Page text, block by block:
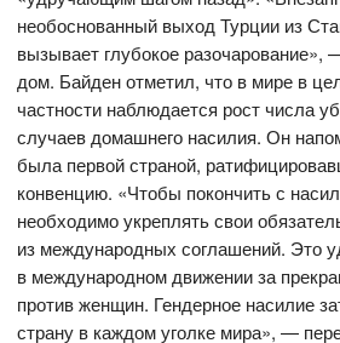
необоснованный выход Турции из
вызывает глубокое
дом. Байден отметил, что в мире в
частности наблюдается рост числа
случаев домашнего насилия. Он
была первой страной,
конвенцию. «Чтобы покончить с
необходимо укреплять свои
из международных соглашений. Это
в международном движении за
против женщин. Гендерное насилие
страну в каждом уголке мира», —